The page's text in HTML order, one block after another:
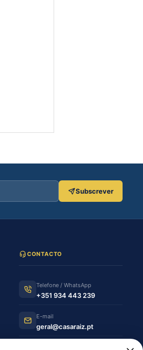
Subscrever
CONTACTO
Telefone / WhatsApp
+351 934 443 239
E-mail
geral@casaraiz.pt